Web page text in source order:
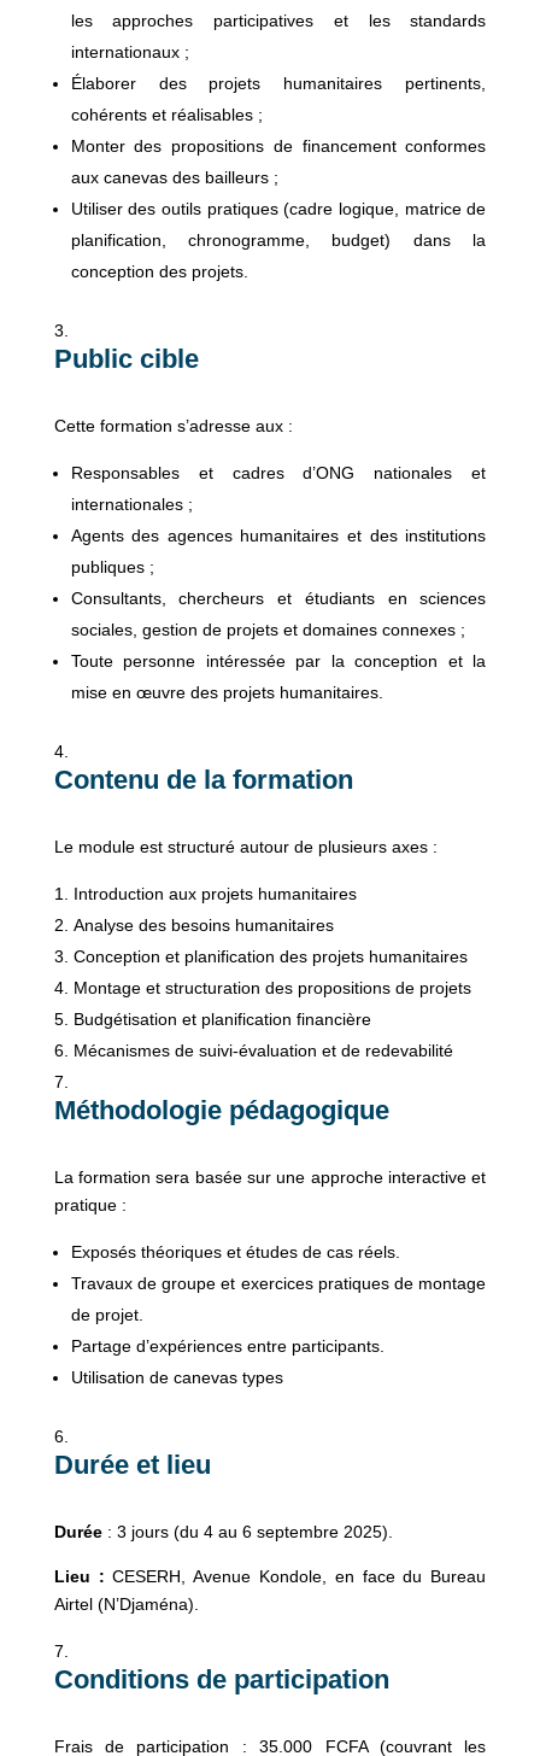
les approches participatives et les standards
internationaux ;
Élaborer des projets humanitaires pertinents,
cohérents et réalisables ;
Monter des propositions de financement conformes
aux canevas des bailleurs ;
Utiliser des outils pratiques (cadre logique, matrice de
planification, chronogramme, budget) dans la
conception des projets.
Public cible
Cette formation s’adresse aux :
Responsables et cadres d’ONG nationales et
internationales ;
Agents des agences humanitaires et des institutions
publiques ;
Consultants, chercheurs et étudiants en sciences
sociales, gestion de projets et domaines connexes ;
Toute personne intéressée par la conception et la
mise en œuvre des projets humanitaires.
Contenu de la formation
Le module est structuré autour de plusieurs axes :
Introduction aux projets humanitaires
Analyse des besoins humanitaires
Conception et planification des projets humanitaires
Montage et structuration des propositions de projets
Budgétisation et planification financière
Mécanismes de suivi-évaluation et de redevabilité
Méthodologie pédagogique
La formation sera basée sur une approche interactive et
pratique :
Exposés théoriques et études de cas réels.
Travaux de groupe et exercices pratiques de montage
de projet.
Partage d’expériences entre participants.
Utilisation de canevas types
Durée et lieu
Durée: 3 jours (du 4 au 6 septembre 2025).
Lieu : CESERH, Avenue Kondole, en face du Bureau
Airtel (N’Djaména).
Conditions de participation
Frais de participation : 35.000 FCFA (couvrant les